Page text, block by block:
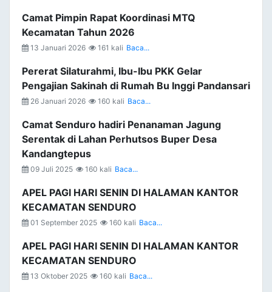
Camat Pimpin Rapat Koordinasi MTQ
Kecamatan Tahun 2026
13 Januari 2026 161 kali Baca...
Pererat Silaturahmi, Ibu-Ibu PKK Gelar
Pengajian Sakinah di Rumah Bu Inggi Pandansari
26 Januari 2026 160 kali Baca...
Camat Senduro hadiri Penanaman Jagung
Serentak di Lahan Perhutsos Buper Desa
Kandangtepus
09 Juli 2025 160 kali Baca...
APEL PAGI HARI SENIN DI HALAMAN KANTOR
KECAMATAN SENDURO
01 September 2025 160 kali Baca...
APEL PAGI HARI SENIN DI HALAMAN KANTOR
KECAMATAN SENDURO
13 Oktober 2025 160 kali Baca...